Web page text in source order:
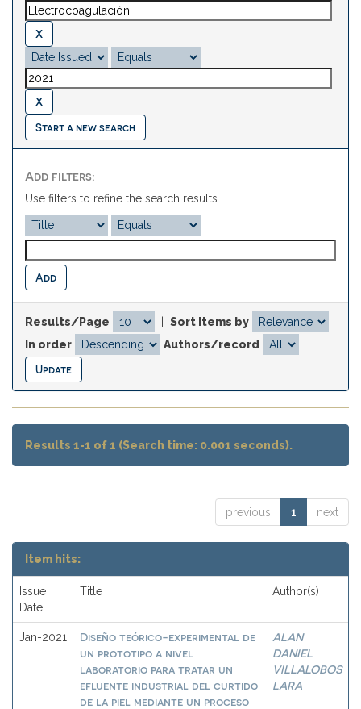
Start a new search
Add filters:
Use filters to refine the search results.
Results/Page
Sort items by
In order
Authors/record
Results 1-1 of 1 (Search time: 0.001 seconds).
previous 1 next
Item hits:
Issue
Date
Title Author(s)
Jan-2021
Diseño teórico-experimental de
un prototipo a nivel
laboratorio para tratar un
efluente industrial del curtido
de la piel mediante un proceso
ALAN
DANIEL
VILLALOBOS
LARA